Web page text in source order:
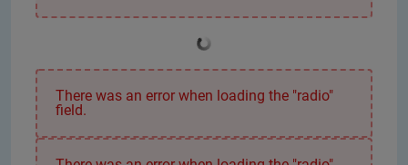
There was an error when loading the "radio"
field.